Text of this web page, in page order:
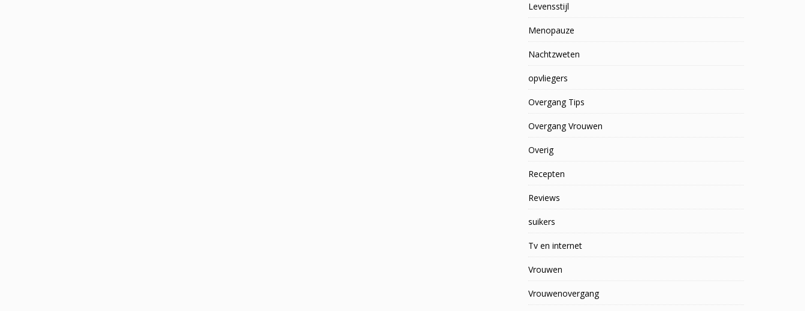
Levensstijl
Menopauze
Nachtzweten
opvliegers
Overgang Tips
Overgang Vrouwen
Overig
Recepten
Reviews
suikers
Tv en internet
Vrouwen
Vrouwenovergang